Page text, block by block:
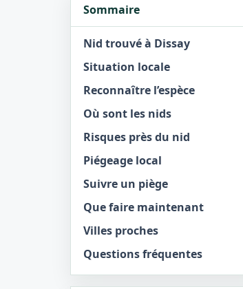
Sommaire
Nid trouvé à Dissay
Situation locale
Reconnaître l’espèce
Où sont les nids
Risques près du nid
Piégeage local
Suivre un piège
Que faire maintenant
Villes proches
Questions fréquentes